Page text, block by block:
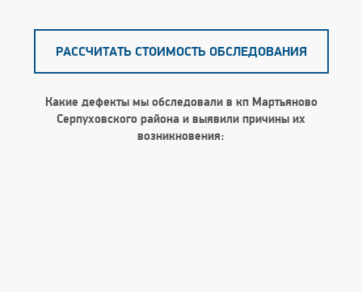
РАССЧИТАТЬ СТОИМОСТЬ ОБСЛЕДОВАНИЯ
Какие дефекты мы обследовали в кп Мартьяново
Серпуховского района и выявили причины их
возникновения: